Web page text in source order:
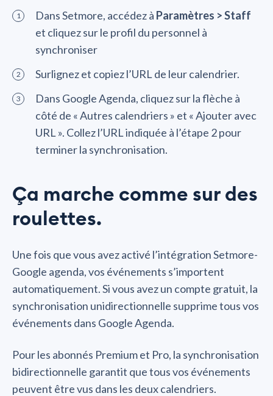
Dans Setmore, accédez à Paramètres > Staff
et cliquez sur le profil du personnel à
synchroniser
Surlignez et copiez l’URL de leur calendrier.
Dans Google Agenda, cliquez sur la flèche à
côté de « Autres calendriers » et « Ajouter avec
URL ». Collez l’URL indiquée à l’étape 2 pour
terminer la synchronisation.
Ça marche comme sur des
roulettes.
Une fois que vous avez activé l’intégration Setmore-
Google agenda, vos événements s’importent
automatiquement. Si vous avez un compte gratuit, la
synchronisation unidirectionnelle supprime tous vos
événements dans Google Agenda.
Pour les abonnés Premium et Pro, la synchronisation
bidirectionnelle garantit que tous vos événements
peuvent être vus dans les deux calendriers.